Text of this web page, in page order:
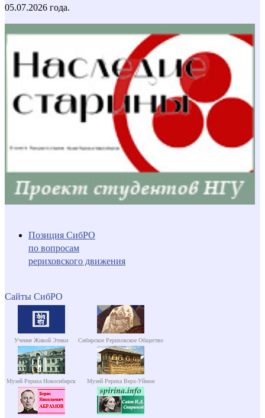
05.07.2026 года.
Позиция СибРО
по вопросам
рериховского движения
Сайты СибРО
Учение Живой Этики Сибирское Рериховское Общество
Музей Рериха Новосибирск Музей Рериха Верх-Уймон